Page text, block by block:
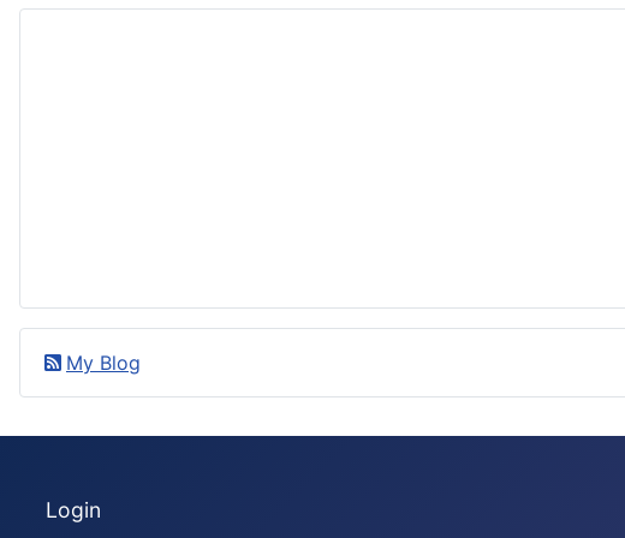
My Blog
Login